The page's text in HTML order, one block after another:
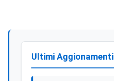
Ultimi Aggionamenti